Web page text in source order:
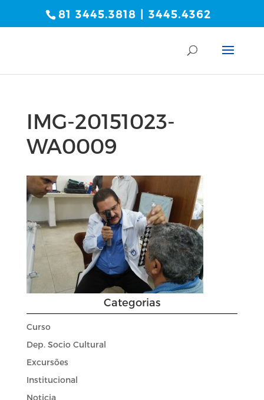
81 3445.3818 | 3445.4362
IMG-20151023-
WA0009
Categorias
Curso
Dep. Socio Cultural
Excursões
Institucional
Noticia